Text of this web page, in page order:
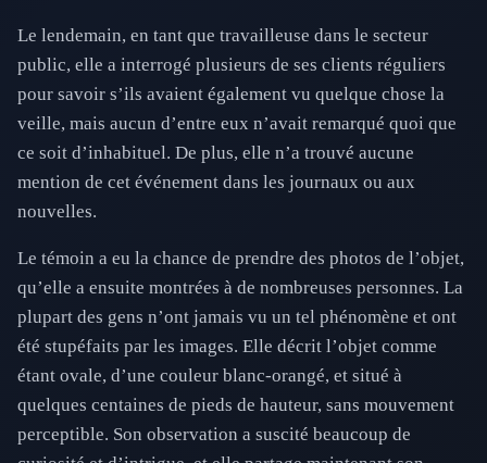
Le lendemain, en tant que travailleuse dans le secteur
public, elle a interrogé plusieurs de ses clients réguliers
pour savoir s’ils avaient également vu quelque chose la
veille, mais aucun d’entre eux n’avait remarqué quoi que
ce soit d’inhabituel. De plus, elle n’a trouvé aucune
mention de cet événement dans les journaux ou aux
nouvelles.
Le témoin a eu la chance de prendre des photos de l’objet,
qu’elle a ensuite montrées à de nombreuses personnes. La
plupart des gens n’ont jamais vu un tel phénomène et ont
été stupéfaits par les images. Elle décrit l’objet comme
étant ovale, d’une couleur blanc-orangé, et situé à
quelques centaines de pieds de hauteur, sans mouvement
perceptible. Son observation a suscité beaucoup de